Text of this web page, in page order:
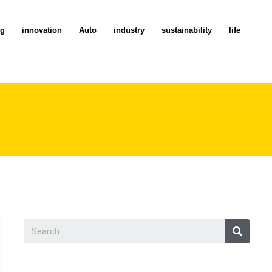
innovation Auto industry sustainability life